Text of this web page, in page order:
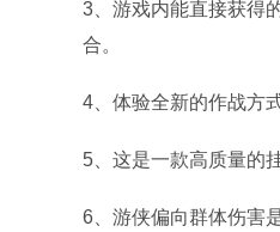
3、游戏内能直接获得
合。
4、体验全新的作战方
5、这是一款高质量的
6、游侠偏向群体伤害